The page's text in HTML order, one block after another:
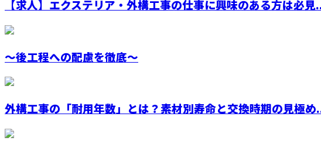
【求人】エクステリア・外構工事の仕事に興味のある方は必見
～後工程への配慮を徹底～
外構工事の「耐用年数」とは？素材別寿命と交換時期の見極め